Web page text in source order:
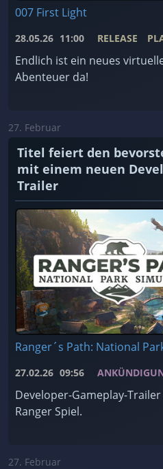
007 First Light
28.05.26 11:00 RELEASE
Endlich ist ein neues
Abenteuer da!
27. Februar
Titel feiert den
mit einem neuen
Trailer
Ranger´s Path: National
27.02.26 09:56
Developer-Gameplay-
Ranger Spiel.
27. Februar